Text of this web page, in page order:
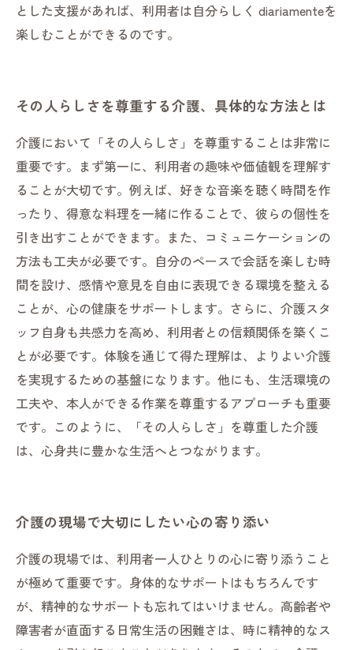
とした支援があれば、利用者は自分らしく diariamenteを
楽しむことができるのです。
その人らしさを尊重する介護、具体的な方法とは
介護において「その人らしさ」を尊重することは非常に
重要です。まず第一に、利用者の趣味や価値観を理解す
ることが大切です。例えば、好きな音楽を聴く時間を作
ったり、得意な料理を一緒に作ることで、彼らの個性を
引き出すことができます。また、コミュニケーションの
方法も工夫が必要です。自分のペースで会話を楽しむ時
間を設け、感情や意見を自由に表現できる環境を整える
ことが、心の健康をサポートします。さらに、介護スタ
ッフ自身も共感力を高め、利用者との信頼関係を築くこ
とが必要です。体験を通じて得た理解は、よりよい介護
を実現するための基盤になります。他にも、生活環境の
工夫や、本人ができる作業を尊重するアプローチも重要
です。このように、「その人らしさ」を尊重した介護
は、心身共に豊かな生活へとつながります。
介護の現場で大切にしたい心の寄り添い
介護の現場では、利用者一人ひとりの心に寄り添うこと
が極めて重要です。身体的なサポートはもちろんです
が、精神的なサポートも忘れてはいけません。高齢者や
障害者が直面する日常生活の困難さは、時に精神的なス